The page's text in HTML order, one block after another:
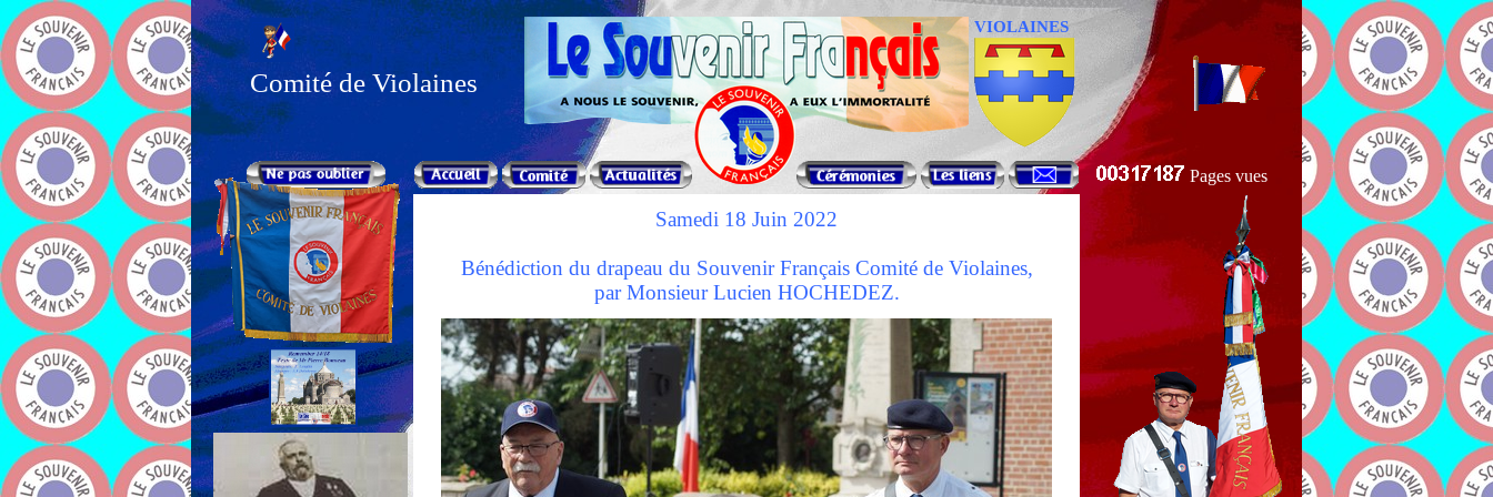
VIOLAINES
Pages vues
Samedi 18 Juin 2022
Bénédiction du drapeau du Souvenir Français Comité de Violaines,
par Monsieur Lucien HOCHEDEZ.
Comité de Violaines